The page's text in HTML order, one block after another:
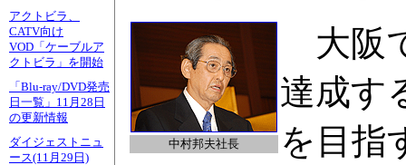
アクトビラ、
CATV向け
VOD「ケーブルア
クトビラ」を開始
「Blu-ray/DVD発売
日一覧」11月28日
の更新情報
ダイジェストニュ
ース(11月29日)
中村邦夫社長
大阪
達成す
を目指